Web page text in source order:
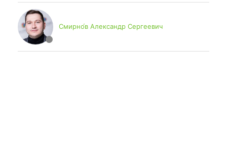
Смирно́в Александр Сергеевич